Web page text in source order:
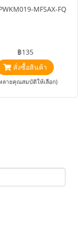
MFSAX-FQ
฿135
สั่งซื้อสินค้า
ลายคุณสมบัติให้เลือก)